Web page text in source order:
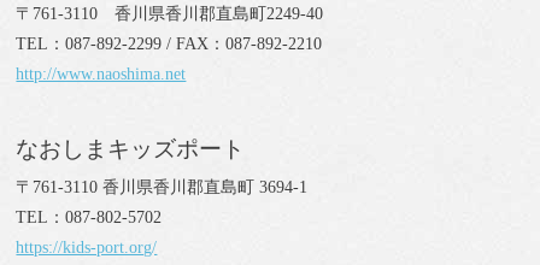
〒761-3110 香川県香川郡直島町2249-40
TEL：087-892-2299 / FAX：087-892-2210
http://www.naoshima.net
なおしまキッズポート
〒761-3110 香川県香川郡直島町 3694-1
TEL：087-802-5702
https://kids-port.org/